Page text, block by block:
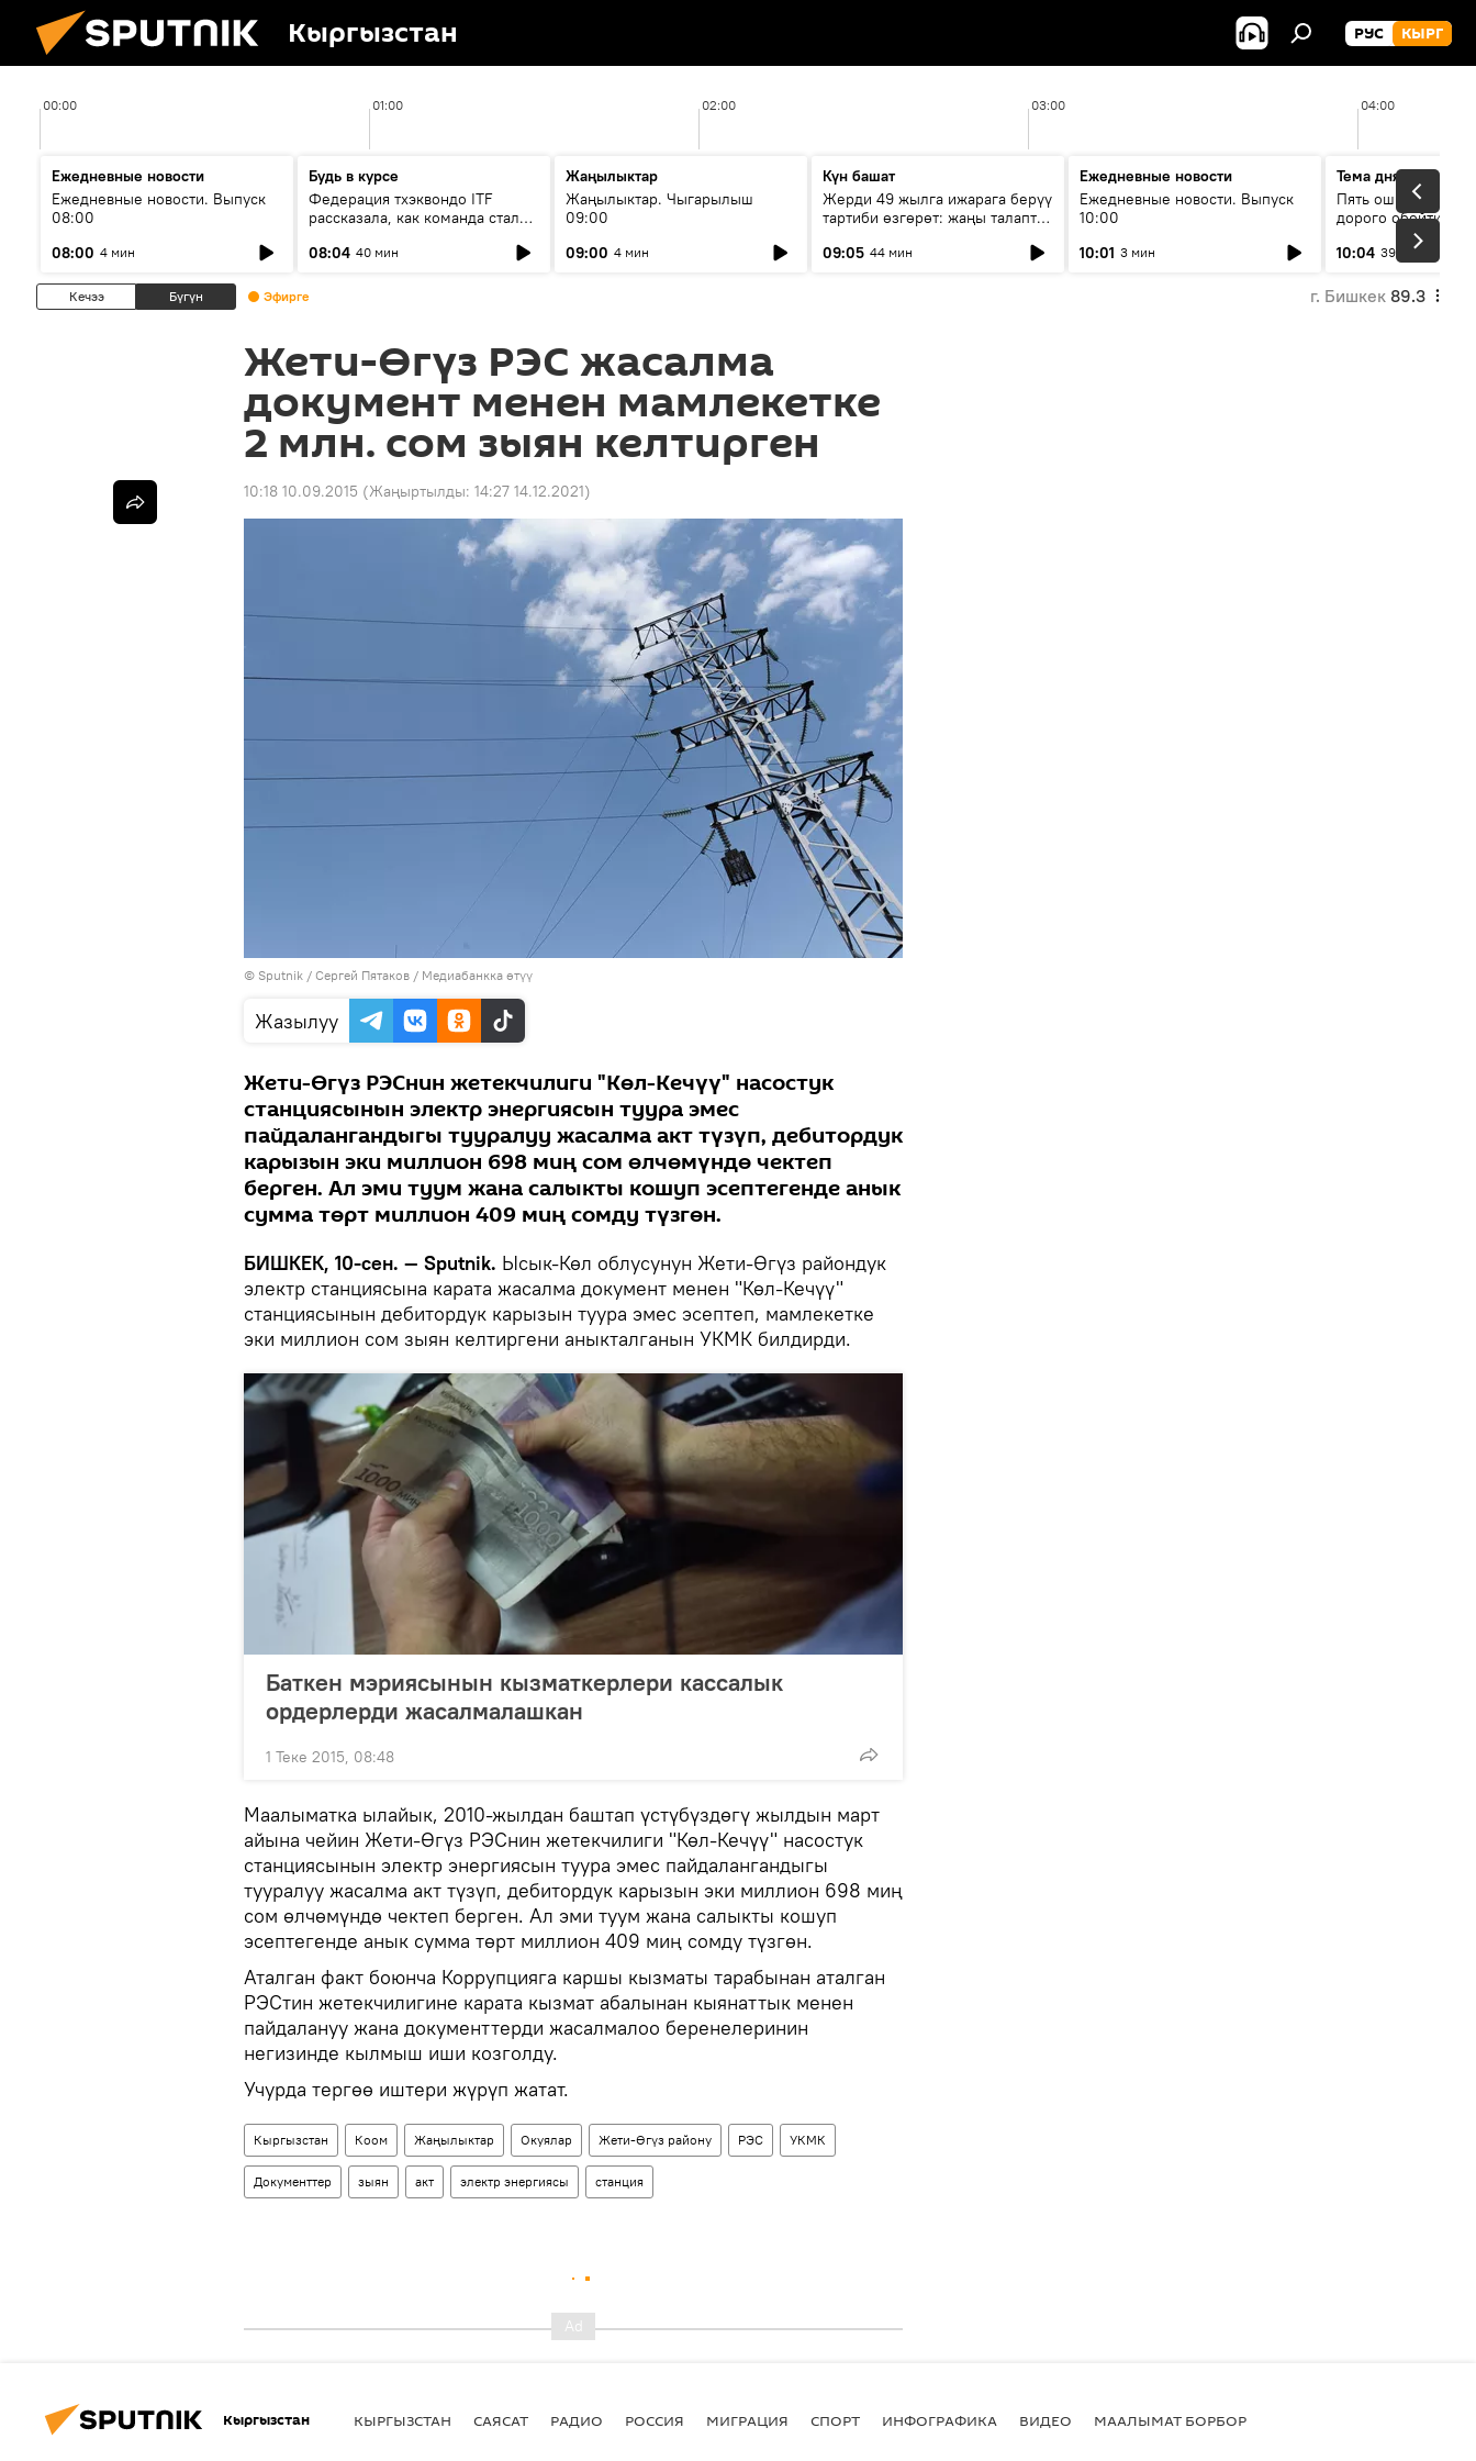
Кыргызстан РУС КЫРГ
00:00 01:00 02:00 03:00 04:00
Ежедневные новости
Ежедневные новости. Выпуск
08:00
08:00 4 мин
Будь в курсе
Федерация тхэквондо ITF
рассказала, как команда стала
08:04 40 мин
Жаңылыктар
Жаңылыктар. Чыгарылыш
09:00
09:00 4 мин
Күн башат
Жерди 49 жылга ижарага берүү
тартиби өзгөрөт: жаңы талаптар
09:05 44 мин
Ежедневные новости
Ежедневные новости. Выпуск
10:00
10:01 3 мин
Тема дня
Пять ошибок
дорого обойтись
10:04 39 мин
Кечээ Бүгүн Эфирге г. Бишкек 89.3
Жети-Өгүз РЭС жасалма
документ менен мамлекетке
2 млн. сом зыян келтирген
10:18 10.09.2015 (Жаңыртылды: 14:27 14.12.2021)
© Sputnik / Сергей Пятаков / Медиабанкка өтүү
Жазылуу
Жети-Өгүз РЭСнин жетекчилиги "Көл-Кечүү" насостук
станциясынын электр энергиясын туура эмес
пайдалангандыгы тууралуу жасалма акт түзүп, дебитордук
карызын эки миллион 698 миң сом өлчөмүндө чектеп
берген. Ал эми туум жана салыкты кошуп эсептегенде анык
сумма төрт миллион 409 миң сомду түзгөн.
БИШКЕК, 10-сен. — Sputnik. Ысык-Көл облусунун Жети-Өгүз райондук
электр станциясына карата жасалма документ менен "Көл-Кечүү"
станциясынын дебитордук карызын туура эмес эсептеп, мамлекетке
эки миллион сом зыян келтиргени аныкталганын УКМК билдирди.
Баткен мэриясынын кызматкерлери кассалык
ордерлерди жасалмалашкан
1 Теке 2015, 08:48
Маалыматка ылайык, 2010-жылдан баштап үстүбүздөгү жылдын март
айына чейин Жети-Өгүз РЭСнин жетекчилиги "Көл-Кечүү" насостук
станциясынын электр энергиясын туура эмес пайдалангандыгы
тууралуу жасалма акт түзүп, дебитордук карызын эки миллион 698 миң
сом өлчөмүндө чектеп берген. Ал эми туум жана салыкты кошуп
эсептегенде анык сумма төрт миллион 409 миң сомду түзгөн.
Аталган факт боюнча Коррупцияга каршы кызматы тарабынан аталган
РЭСтин жетекчилигине карата кызмат абалынан кыянаттык менен
пайдалануу жана документтерди жасалмалоо беренелеринин
негизинде кылмыш иши козголду.
Учурда тергөө иштери жүрүп жатат.
Кыргызстан Коом Жаңылыктар Окуялар Жети-Өгүз району РЭС УКМК
Документтер зыян акт электр энергиясы станция
Кыргызстан КЫРГЫЗСТАН САЯСАТ РАДИО РОССИЯ МИГРАЦИЯ СПОРТ ИНФОГРАФИКА ВИДЕО МААЛЫМАТ БОРБОР